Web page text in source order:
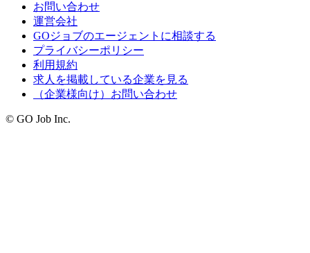
お問い合わせ
運営会社
GOジョブのエージェントに相談する
プライバシーポリシー
利用規約
求人を掲載している企業を見る
（企業様向け）お問い合わせ
© GO Job Inc.